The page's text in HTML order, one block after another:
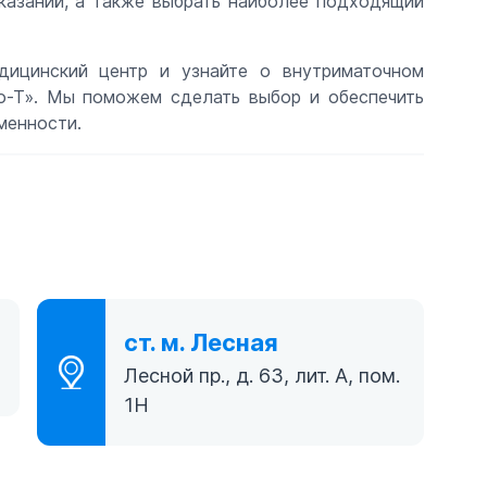
центр и узнайте о внутриматочном
Т». Мы поможем сделать выбор и обеспечить
ст. м. Лесная
Лесной пр., д. 63, лит. А, пом.
1Н